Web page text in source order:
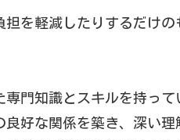
を軽減したりするだけ
門知識とスキルを持っ
好な関係を築き、深い